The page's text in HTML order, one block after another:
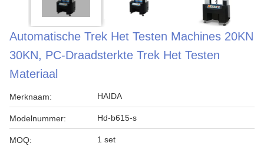
Automatische Trek Het Testen Machines 20KN
30KN, PC-Draadsterkte Trek Het Testen
Materiaal
Merknaam: HAIDA
Modelnummer: Hd-b615-s
MOQ: 1 set